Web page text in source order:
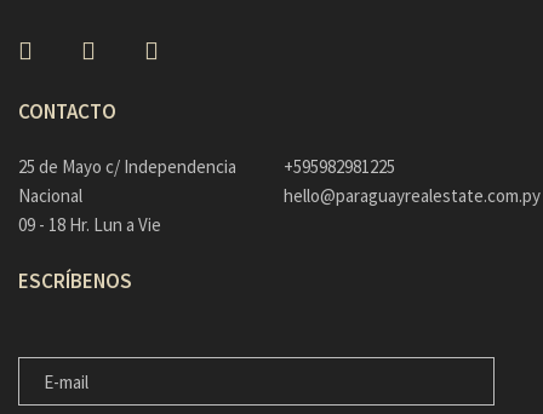
CONTACTO
25 de Mayo c/ Independencia
Nacional
09 - 18 Hr. Lun a Vie
+595982981225
hello@paraguayrealestate.com.py
ESCRÍBENOS